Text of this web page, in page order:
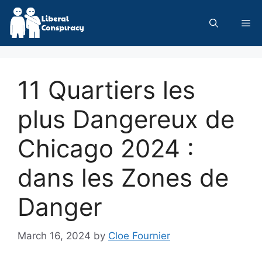
Skip
content
11 Quartiers les
plus Dangereux de
Chicago 2024 :
dans les Zones de
Danger
March 16, 2024 by Cloe Fournier